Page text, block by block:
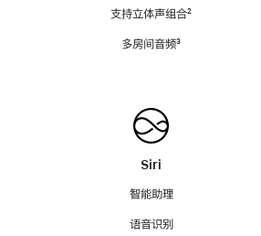
支持立体声组合脚
²
多房间音频脚
³
Siri
智能助理
语音识别